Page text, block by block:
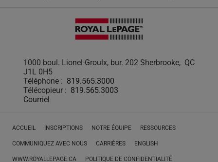
1000 boul. Lionel-Groulx, bur. 202 Sherbrooke, QC
J1L 0H5
Téléphone : 819.565.3000
Télécopieur : 819.565.3003
Courriel
ACCUEIL INSCRIPTIONS NOTRE ÉQUIPE RESSOURCES
COMMUNIQUEZ AVEC NOUS CARRIÈRES ENGLISH
WWW.ROYALLEPAGE.CA POLITIQUE DE CONFIDENTIALITÉ